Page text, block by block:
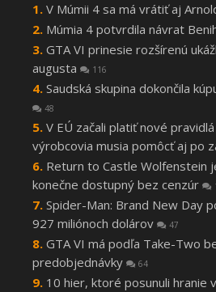
V Múmii 4 sa má vrátiť aj
Múmia 4 potvrdila návrat
GTA VI prinesie rozšírenú
augusta
116
Saudská skupina dokončila
48
V EÚ začali platiť nové
výrobcovia musia pomôcť aj po
Return to Castle Wolfenstein
konečne dostupný bez cenzúr
Spider-Man: Brand New Day
927 miliónoch dolárov
47
GTA VI má podľa Take-Two
predobjednávky
64
10 hier, ktoré posunuli hranie